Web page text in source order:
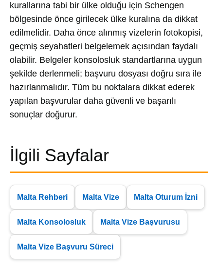
kurallarına tabi bir ülke olduğu için Schengen
bölgesinde önce girilecek ülke kuralına da dikkat
edilmelidir. Daha önce alınmış vizelerin fotokopisi,
geçmiş seyahatleri belgelemek açısından faydalı
olabilir. Belgeler konsolosluk standartlarına uygun
şekilde derlenmeli; başvuru dosyası doğru sıra ile
hazırlanmalıdır. Tüm bu noktalara dikkat ederek
yapılan başvurular daha güvenli ve başarılı
sonuçlar doğurur.
İlgili Sayfalar
Malta Rehberi Malta Vize Malta Oturum İzni
Malta Konsolosluk Malta Vize Başvurusu
Malta Vize Başvuru Süreci